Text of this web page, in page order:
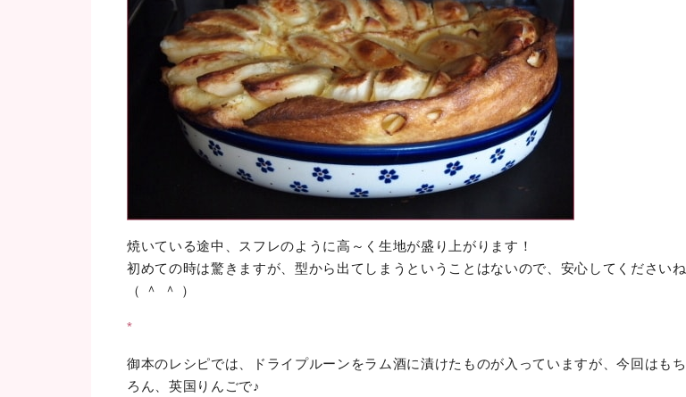
焼いている途中、スフレのように高～く生地が盛り上がります！
初めての時は驚きますが、型から出てしまうということはないので、安心してくださいね
（ ＾ ＾ ）
*
御本のレシピでは、ドライプルーンをラム酒に漬けたものが入っていますが、今回はもち
ろん、英国りんごで♪